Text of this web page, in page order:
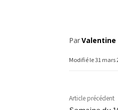
ParValentine
Modifié le31 mars
Article précédent